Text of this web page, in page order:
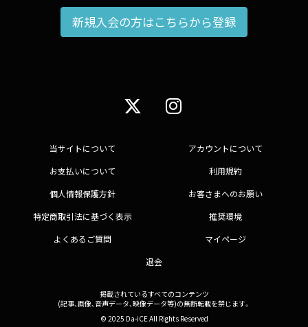
新規入会の方はこちらから登録
当サイトについて
アカウントについて
お支払いについて
利用規約
個人情報保護方針
お客さまへのお願い
特定商取引法に基づく表示
推奨環境
よくあるご質問
マイページ
退会
掲載されているすべてのコンテンツ
(記事、画像、音声データ、映像データ等)の無断転載を禁じます。
© 2025 Da-iCE All Rights Reserved